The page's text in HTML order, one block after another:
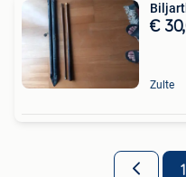
€
Zulte
1